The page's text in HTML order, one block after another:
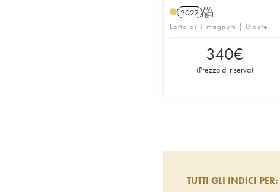
2022 T
Lotto di 1 magnum | 0 aste
340€
(Prezzo di riserva)
TUTTI GLI INDICI PER: